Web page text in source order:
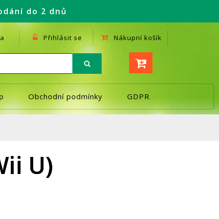
do 2 dnů
Přihlásit se Nákupní košík
Obchodní podmínky GDPR
U)